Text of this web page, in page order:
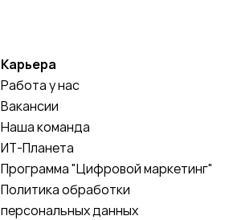
Карьера
Работа у нас
Вакансии
Наша команда
ИТ-Планета
Программа "Цифровой маркетинг"
Политика обработки
персональных данных